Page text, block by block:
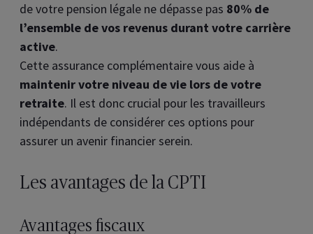
de votre pension légale ne dépasse pas 80% de
l’ensemble de vos revenus durant votre carrière
active.
Cette assurance complémentaire vous aide à
maintenir votre niveau de vie lors de votre
retraite. Il est donc crucial pour les travailleurs
indépendants de considérer ces options pour
assurer un avenir financier serein.
Les avantages de la CPTI
Avantages fiscaux